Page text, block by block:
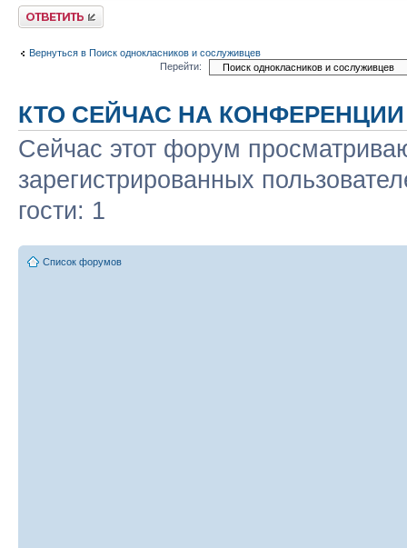
Ответить
Вернуться в Поиск однокласников и сослуживцев
Перейти:
КТО СЕЙЧАС НА КОНФЕРЕНЦИИ
Сейчас этот форум
зарегистрированных
гости: 1
Список форумов